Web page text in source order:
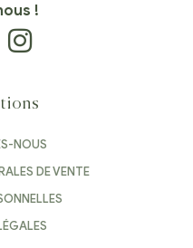
!
NOUS
DE VENTE